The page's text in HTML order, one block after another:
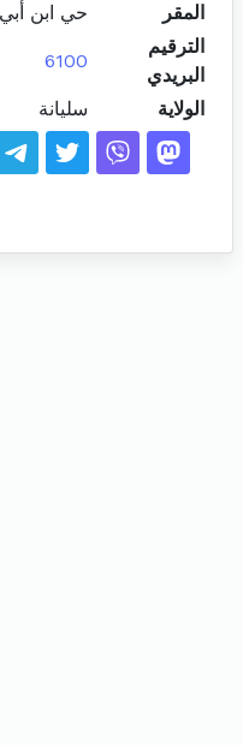
المقر
حي ابن
الترقيم
البريدي
6100
الولاية سليانة